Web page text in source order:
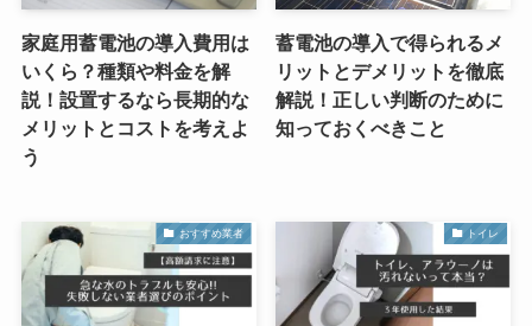
家庭用蓄電池の導入費用は
いくら？種類や料金を解
説！設置するなら長期的な
メリットとコストを考えよ
う
蓄電池の導入で得られるメ
リットとデメリットを徹底
解説！正しい判断のために
知っておくべきこと
おすすめ業者 トイレ